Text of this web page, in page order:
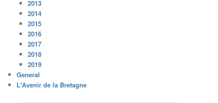
2013
2014
2015
2016
2017
2018
2019
General
L'Avenir de la Bretagne